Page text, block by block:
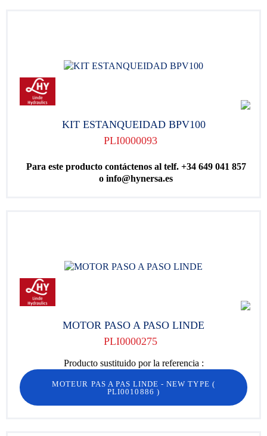
KIT ESTANQUEIDAD BPV100
PLI0000093
Para este producto contáctenos al telf. +34 649 041 857
o info@hynersa.es
MOTOR PASO A PASO LINDE
PLI0000275
Producto sustituido por la referencia :
MOTEUR PAS A PAS LINDE - NEW TYPE (
PLI0010886 )